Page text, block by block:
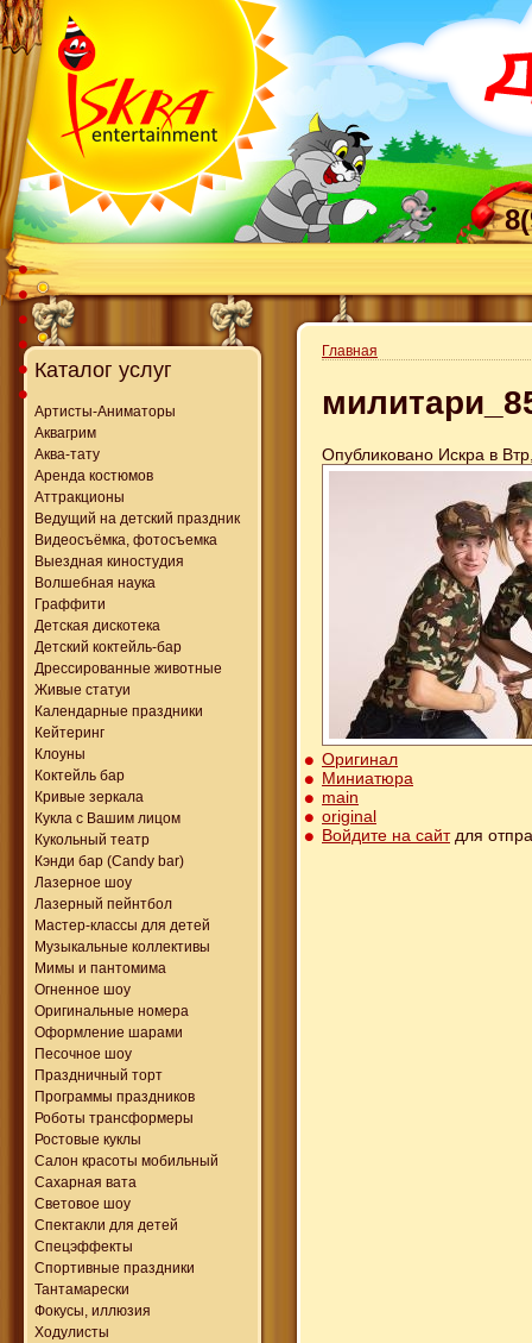
Каталог услуг
Артисты-Аниматоры
Аквагрим
Аква-тату
Аренда костюмов
Аттракционы
Ведущий на детский праздник
Видеосъёмка, фотосъемка
Выездная киностудия
Волшебная наука
Граффити
Детская дискотека
Детский коктейль-бар
Дрессированные животные
Живые статуи
Календарные праздники
Кейтеринг
Клоуны
Коктейль бар
Кривые зеркала
Кукла с Вашим лицом
Кукольный театр
Кэнди бар (Candy bar)
Лазерное шоу
Лазерный пейнтбол
Мастер-классы для детей
Музыкальные коллективы
Мимы и пантомима
Огненное шоу
Оригинальные номера
Оформление шарами
Песочное шоу
Праздничный торт
Программы праздников
Роботы трансформеры
Ростовые куклы
Салон красоты мобильный
Сахарная вата
Световое шоу
Спектакли для детей
Спецэффекты
Спортивные праздники
Тантамарески
Фокусы, иллюзия
Ходулисты
Главная
Опубликовано Искра в
Оригинал
Миниатюра
main
original
Войдите на сайтдля